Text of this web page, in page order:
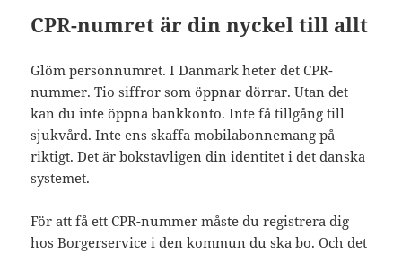
CPR-numret är din nyckel till allt
Glöm personnumret. I Danmark heter det CPR-
nummer. Tio siffror som öppnar dörrar. Utan det
kan du inte öppna bankkonto. Inte få tillgång till
sjukvård. Inte ens skaffa mobilabonnemang på
riktigt. Det är bokstavligen din identitet i det danska
systemet.
För att få ett CPR-nummer måste du registrera dig
hos Borgerservice i den kommun du ska bo. Och det